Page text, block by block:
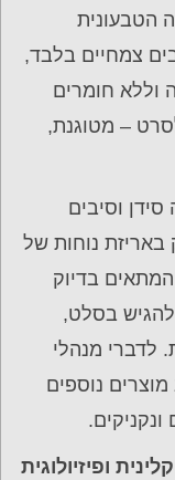
הטבעונית
צמחיים בלבד,
וללא חומרים
– מטוגנת,
וסיבים
באריזת נוחות של
המתאים בדיוק
בסלט,
לדברי מנהלי
נוספים
ופיזיולוגית